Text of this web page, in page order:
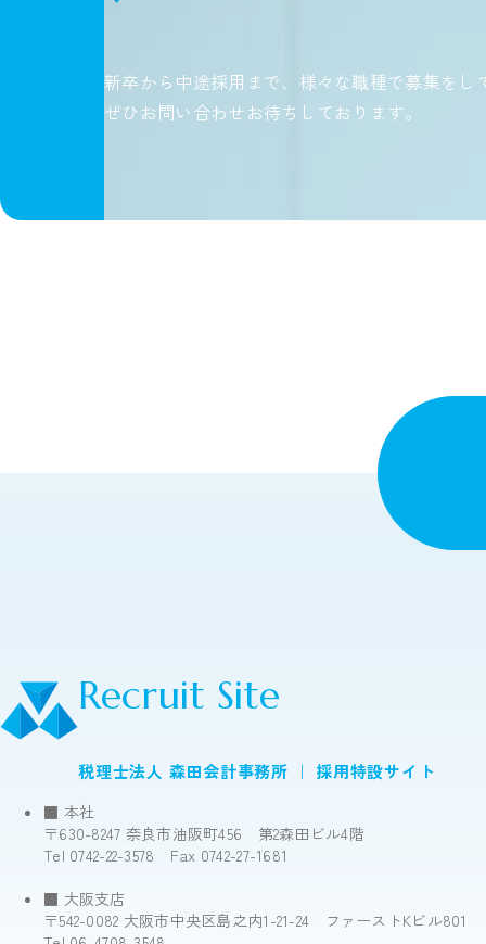
新卒から中途採用まで、様々な職種で募集をし
ぜひお問い合わせお待ちしております。
税理士法人 森田会計事務所 ｜ 採用特設サイト
Recruit Site
■ 本社
〒630-8247 奈良市油阪町456 第2森田ビル4階
Tel 0742-22-3578 Fax 0742-27-1681
■ 大阪支店
〒542-0082 大阪市中央区島之内1-21-24 ファーストKビル801